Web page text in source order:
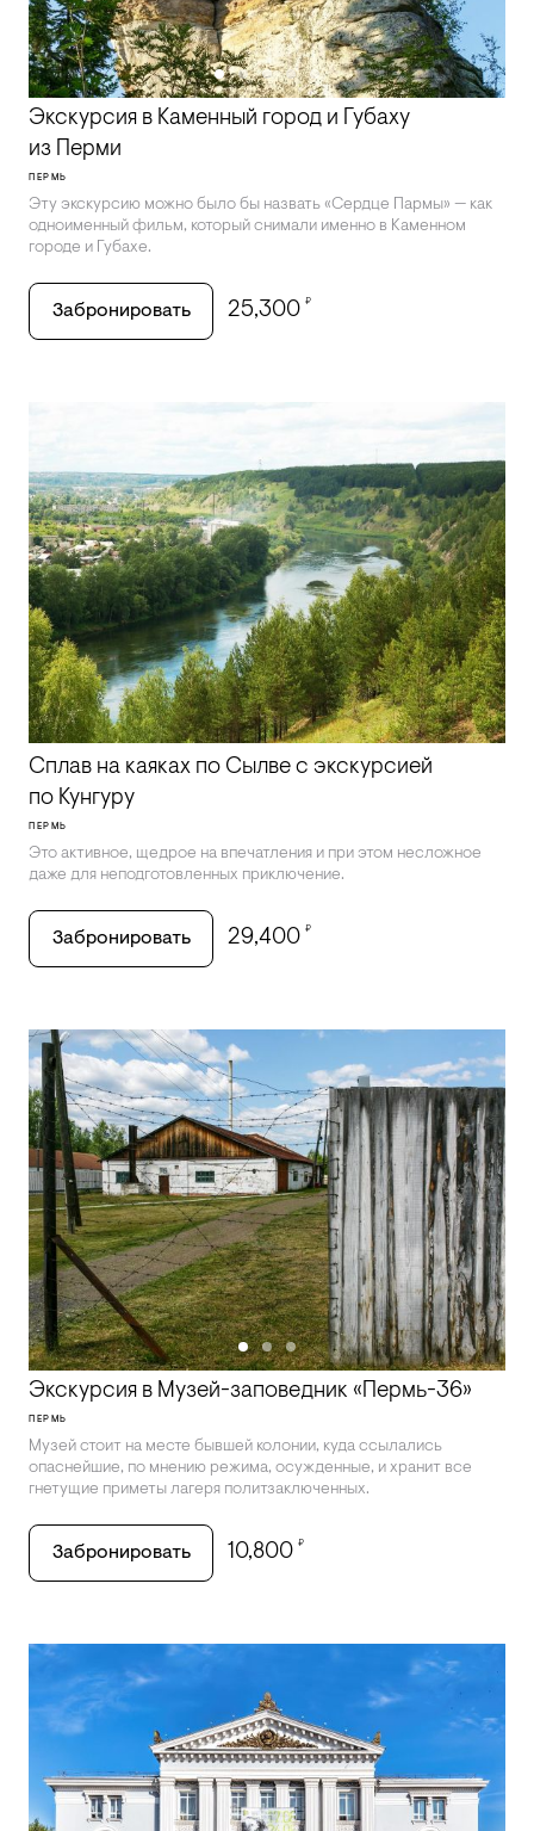
Экскурсия в Каменный город и Губаху
из Перми
ПЕРМЬ
Эту экскурсию можно было бы назвать «Сердце Пармы» — как
одноименный фильм, который снимали именно в Каменном
городе и Губахе.
Забронировать 25,300 ₽
Сплав на каяках по Сылве с экскурсией
по Кунгуру
ПЕРМЬ
Это активное, щедрое на впечатления и при этом несложное
даже для неподготовленных приключение.
Забронировать 29,400 ₽
Экскурсия в Музей-заповедник «Пермь-36»
ПЕРМЬ
Музей стоит на месте бывшей колонии, куда ссылались
опаснейшие, по мнению режима, осужденные, и хранит все
гнетущие приметы лагеря политзаключенных.
Забронировать 10,800 ₽